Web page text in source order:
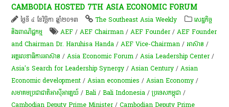
CAMBODIA HOSTED 7TH ASIA ECONOMIC FORUM
ថ្ងៃទី ៤ ខែវិច្ឆិកា ឆ្នាំ២០១៣ The Southeast Asia Weekly
សេដ្ឋកិច្ច
និងពាណិជ្ជកម្ម
AEF /AEF Chairman /AEF Founder/AEF Founder
and Chairman Dr. Haruhisa Handa /AEF Vice-Chairman /អាស៊ាន /
អគ្គលេខាធិការអាស៊ាន /Asia Economic Forum /Asia Leadership Center/
Asia's Search for Leadership Synergy /Asian Century /Asian
Economic development /Asian economies /Asian Economy /
សមាគមប្រជាជាតិអាស៊ីអាគ្នេយ៍ /Bali /Bali Indonesia /ប្រទេសកម្ពុជា /